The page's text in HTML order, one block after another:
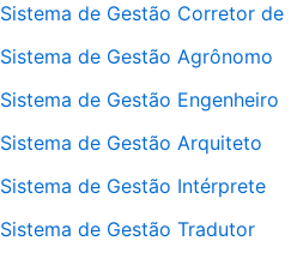
Sistema de Gestão Corretor de
Sistema de Gestão Agrônomo
Sistema de Gestão Engenheiro
Sistema de Gestão Arquiteto
Sistema de Gestão Intérprete
Sistema de Gestão Tradutor